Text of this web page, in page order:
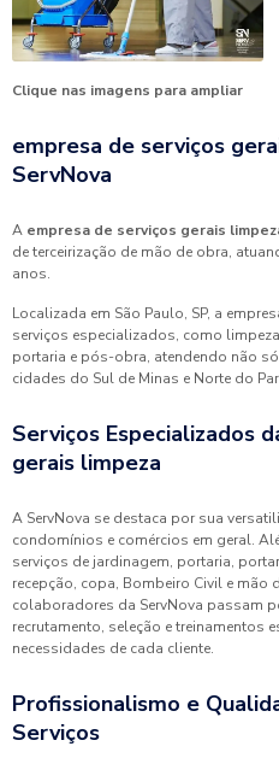
Clique nas imagens para ampliar
empresa de serviços
ServNova
A empresa de serviços gerais
de terceirização de mão de obra,
anos.
Localizada em São Paulo, SP, a
serviços especializados, como
portaria e pós-obra, atendendo não
cidades do Sul de Minas e Norte do
Serviços Especializados
gerais limpeza
A ServNova se destaca por sua
condomínios e comércios em geral.
serviços de jardinagem, portaria,
recepção, copa, Bombeiro Civil e mão
colaboradores da ServNova passam
recrutamento, seleção e treinamentos
necessidades de cada cliente.
Profissionalismo e
Serviços